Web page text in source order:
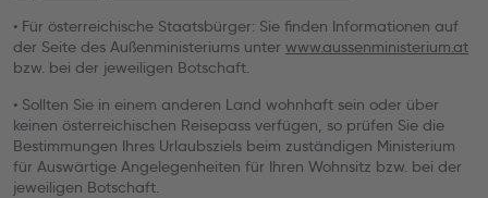
• Für österreichische Staatsbürger: Sie finden Informationen auf
der Seite des Außenministeriums unter www.aussenministerium.at
bzw. bei der jeweiligen Botschaft.
• Sollten Sie in einem anderen Land wohnhaft sein oder über
keinen österreichischen Reisepass verfügen, so prüfen Sie die
Bestimmungen Ihres Urlaubsziels beim zuständigen Ministerium
für Auswärtige Angelegenheiten für Ihren Wohnsitz bzw. bei der
jeweiligen Botschaft.